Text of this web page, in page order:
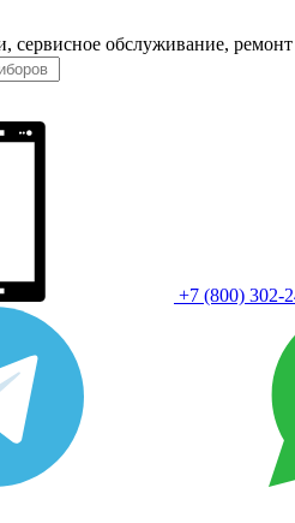
сервисное обслуживание,
+7 (800) 302-